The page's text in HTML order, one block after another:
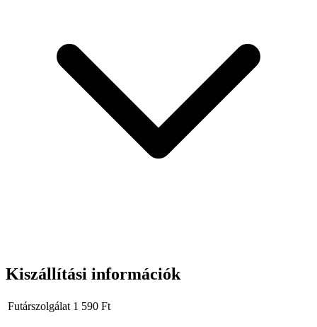
Kiszállítási információk
Futárszolgálat 1 590 Ft